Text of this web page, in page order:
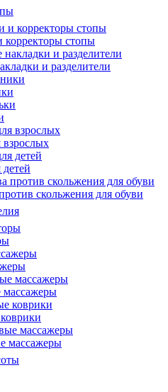
стопы
и разделители
взрослых
скольжения для обуви
массажеры
массажеры